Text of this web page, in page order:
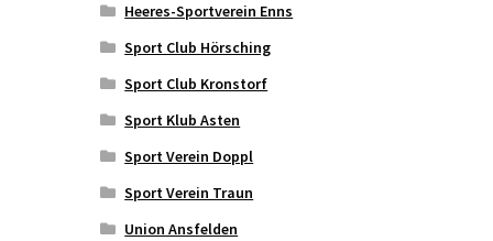
Heeres-Sportverein Enns
Sport Club Hörsching
Sport Club Kronstorf
Sport Klub Asten
Sport Verein Doppl
Sport Verein Traun
Union Ansfelden